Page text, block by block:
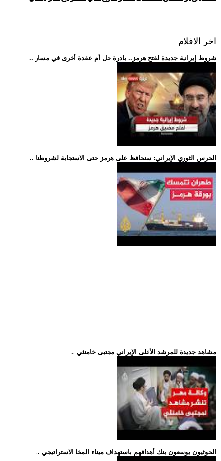
اخر الافلام
.. شروط إيرانية جديدة لفتح هرمز.. بادرة حل أم عقدة أخرى في مسار
.. الحرس الثوري الإيراني: سنحافظ على هرمز حتى الاستجابة لشروطنا
.. مشاهد جديدة للمرشد الأعلى الإيراني مجتبى خامنئي
.. الحوثيون يوسعون بنك أهدافهم باستهداف ميناء المخا الاستراتيجي